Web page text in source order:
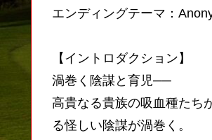
エンディングテーマ：
【イントロダクション】
渦巻く陰謀と育児──
高貴なる貴族の吸血種たち
る怪しい陰謀が渦巻く。